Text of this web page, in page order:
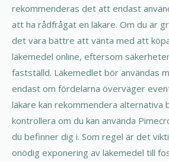
rekommenderas det att endast
att ha rådfrågat en läkare. Om du är
det vara bättre att vänta med att
läkemedel online, eftersom
fastställd. Läkemedlet bör användas
endast om fördelarna överväger
läkare kan rekommendera alternativa
kontrollera om du kan använda
du befinner dig i. Som regel är det
onödig exponering av läkemedel till